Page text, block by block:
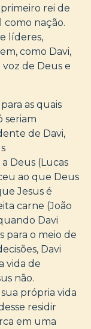
primeiro rei de
como nação.
líderes,
como Davi,
de Deus e
as quais
seriam
de Davi,
Deus (Lucas
ao que Deus
Jesus é
carne (João
Davi
para o meio de
Davi
vida de
não.
própria vida
residir
em uma